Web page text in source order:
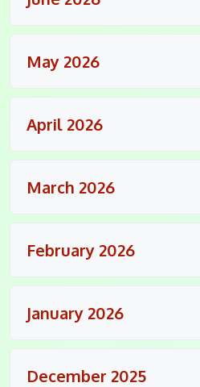
May 2026
April 2026
March 2026
February 2026
January 2026
December 2025